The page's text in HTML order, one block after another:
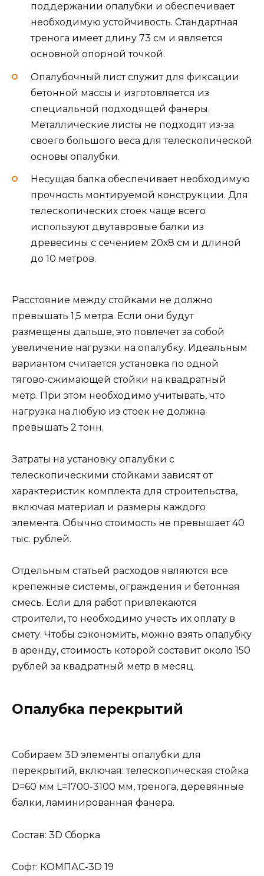
поддержании опалубки и обеспечивает
необходимую устойчивость. Стандартная
тренога имеет длину 73 см и является
основной опорной точкой.
Опалубочный лист служит для фиксации
бетонной массы и изготовляется из
специальной подходящей фанеры.
Металлические листы не подходят из-за
своего большого веса для телескопической
основы опалубки.
Несущая балка обеспечивает необходимую
прочность монтируемой конструкции. Для
телескопических стоек чаще всего
используют двутавровые балки из
древесины с сечением 20х8 см и длиной
до 10 метров.
Расстояние между стойками не должно
превышать 1,5 метра. Если они будут
размещены дальше, это повлечет за собой
увеличение нагрузки на опалубку. Идеальным
вариантом считается установка по одной
тягово-сжимающей стойки на квадратный
метр. При этом необходимо учитывать, что
нагрузка на любую из стоек не должна
превышать 2 тонн.
Затраты на установку опалубки с
телескопическими стойками зависят от
характеристик комплекта для строительства,
включая материал и размеры каждого
элемента. Обычно стоимость не превышает 40
тыс. рублей.
Отдельным статьей расходов являются все
крепежные системы, ограждения и бетонная
смесь. Если для работ привлекаются
строители, то необходимо учесть их оплату в
смету. Чтобы сэкономить, можно взять опалубку
в аренду, стоимость которой составит около 150
рублей за квадратный метр в месяц.
Опалубка перекрытий
Собираем 3D элементы опалубки для
перекрытий, включая: телескопическая стойка
D=60 мм L=1700-3100 мм, тренога, деревянные
балки, ламинированная фанера.
Состав: 3D Сборка
Софт: КОМПАС-3D 19